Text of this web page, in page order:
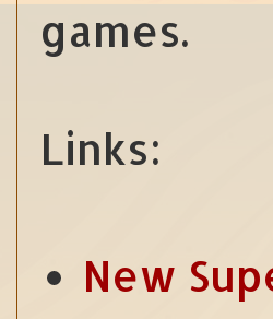
games.
Links:
New